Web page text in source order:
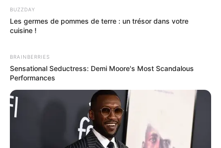
Hugo pense que ce n’est pas juste une histoire de tromperie
entre Clément et Claudine
BUZZDAY
Les germes de pommes de terre : un trésor dans votre
cuisine !
BRAINBERRIES
Sensational Seductress: Demi Moore's Most Scandalous
Performances